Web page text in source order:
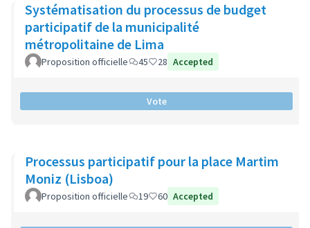
Systématisation du processus de budget
participatif de la municipalité
métropolitaine de Lima
Proposition officielle 45 28 Accepted
Vote
Processus participatif pour la place Martim
Moniz (Lisboa)
Proposition officielle 19 60 Accepted